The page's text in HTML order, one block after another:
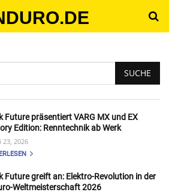
Future präsentiert VARG MX und EX
Edition: Renntechnik ab Werk
23, 2026
Future greift an: Elektro-Revolution in der
Weltmeisterschaft 2026